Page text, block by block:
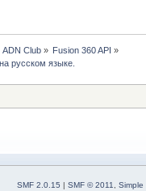
ADN Club» Fusion 360 API »
русском языке.
SMF 2.0.15 | SMF © 2011, Simple